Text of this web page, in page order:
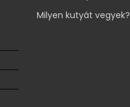
Milyen kutyát vegyek?